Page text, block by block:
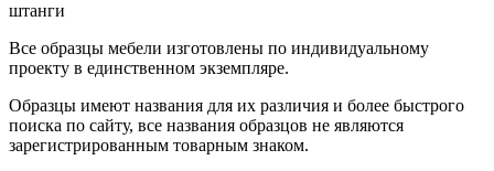
штанги
Все образцы мебели изготовлены по индивидуальному
проекту в единственном экземпляре.
Образцы имеют названия для их различия и более быстрого
поиска по сайту, все названия образцов не являются
зарегистрированным товарным знаком.